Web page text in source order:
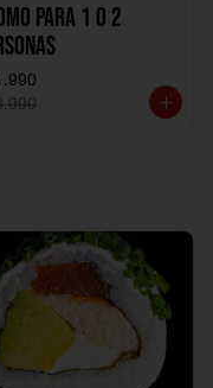
Para 1 o 2